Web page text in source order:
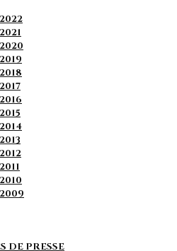
DE PRESSE